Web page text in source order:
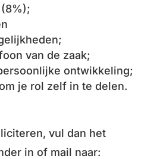
van de zaak;
ontwikkeling;
je rol zelf in te delen.
vul dan het
in of mail naar: